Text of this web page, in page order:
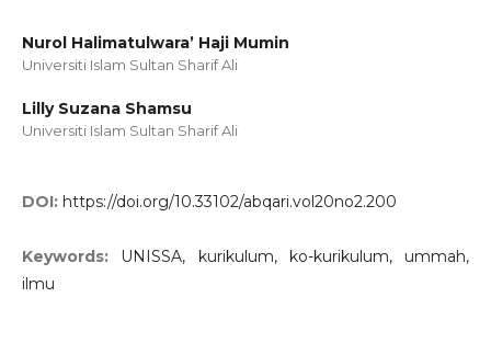
Nurol Halimatulwara’ Haji Mumin
Universiti Islam Sultan Sharif Ali
Lilly Suzana Shamsu
Universiti Islam Sultan Sharif Ali
DOI: https://doi.org/10.33102/abqari.vol20no2.200
Keywords: UNISSA, kurikulum, ko-kurikulum, ummah,
ilmu